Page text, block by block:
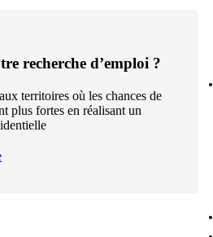
recherche d’emploi ?
territoires où les chances de
plus fortes en réalisant un